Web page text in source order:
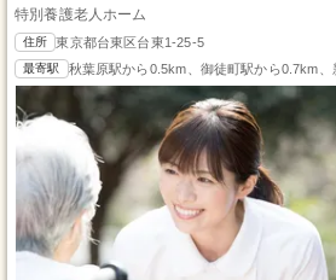
特別養護老人ホーム
住所 東京都台東区台東1-25-5
最寄駅 秋葉原駅から0.5km、御徒町駅から0.7km